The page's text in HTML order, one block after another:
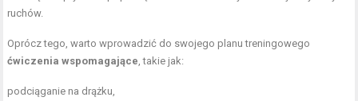
ruchów.
Oprócz tego, warto wprowadzić do swojego planu treningowego
ćwiczenia wspomagające, takie jak:
podciąganie na drążku,